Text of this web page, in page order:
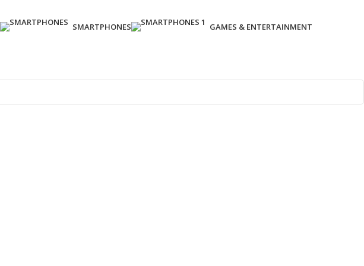
SMARTPHONES GAMES & ENTERTAINMENT